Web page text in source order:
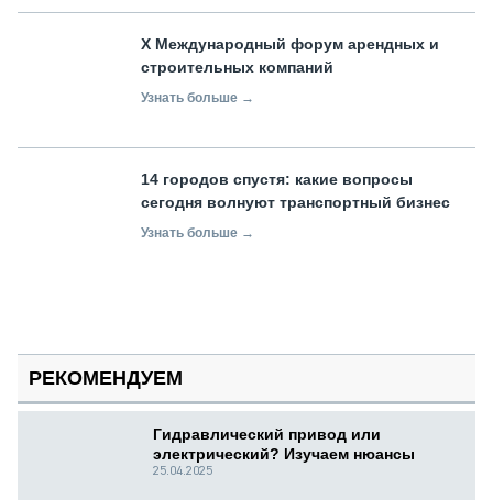
X Международный форум арендных и
строительных компаний
Узнать больше →
14 городов спустя: какие вопросы
сегодня волнуют транспортный бизнес
Узнать больше →
РЕКОМЕНДУЕМ
Гидравлический привод или
электрический? Изучаем нюансы
25.04.2025